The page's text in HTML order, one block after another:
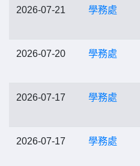
2026-07-21 學務處
2026-07-20 學務處
2026-07-17 學務處
2026-07-17 學務處